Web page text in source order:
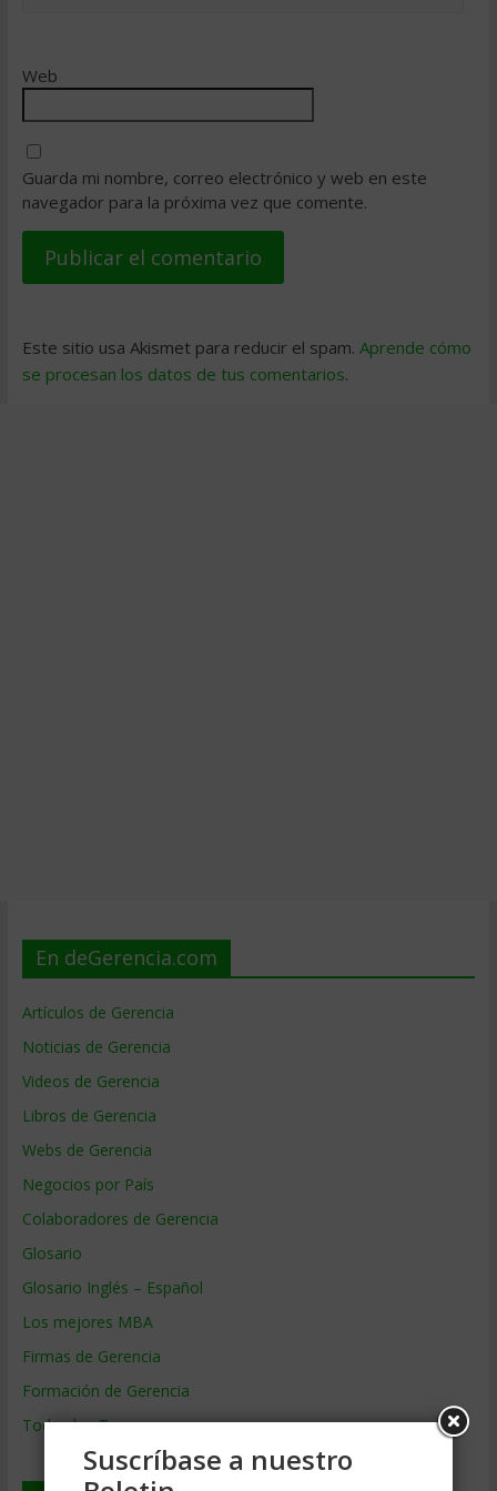
Web
Guarda mi nombre, correo electrónico y web en este
navegador para la próxima vez que comente.
Este sitio usa Akismet para reducir el spam. Aprende cómo
se procesan los datos de tus comentarios.
En deGerencia.com
Artículos de Gerencia
Noticias de Gerencia
Videos de Gerencia
Libros de Gerencia
Webs de Gerencia
Negocios por País
Colaboradores de Gerencia
Glosario
Glosario Inglés – Español
Los mejores MBA
Firmas de Gerencia
Formación de Gerencia
Todos los Temas
Suscríbase a nuestro